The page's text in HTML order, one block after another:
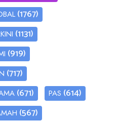
(1767)
(1131)
(919)
(717)
(671) PAS (614)
(567)